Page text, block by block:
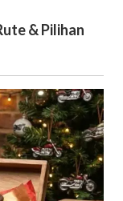
& Pilihan